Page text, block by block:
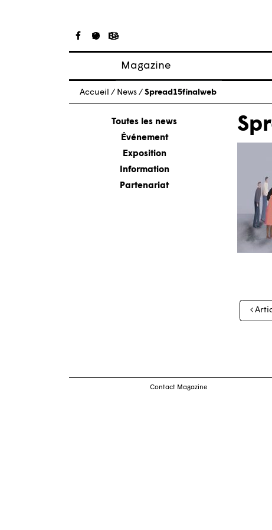
Magazine
Articles
À propos
Numéros
Accueil / News / Spread15finalweb
Toutes les news
Événement
Exposition
Information
Partenariat
des
Contact Magazine